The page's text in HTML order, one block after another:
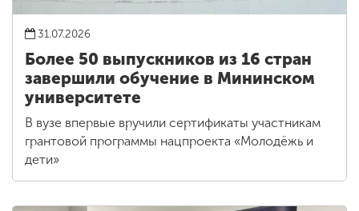
31.07.2026
Более 50 выпускников из 16 стран
завершили обучение в Мининском
университете
В вузе впервые вручили сертификаты участникам
грантовой программы нацпроекта «Молодёжь и
дети»